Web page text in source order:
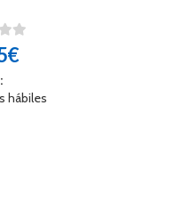
hábiles